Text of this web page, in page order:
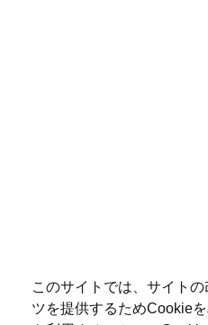
このサイトでは、サイト
ツを提供するためCookie